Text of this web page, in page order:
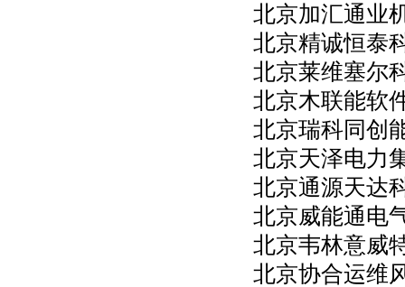
北京加汇通业
北京精诚恒泰
北京莱维塞尔
北京木联能软
北京瑞科同创
北京天泽电力
北京通源天达
北京威能通电
北京韦林意威
北京协合运维